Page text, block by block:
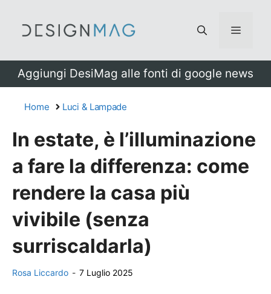
Menu
Aggiungi DesiMag alle fonti di google news
Home Luci & Lampade
In estate, è l’illuminazione
a fare la differenza: come
rendere la casa più
vivibile (senza
surriscaldarla)
Rosa Liccardo - 7 Luglio 2025